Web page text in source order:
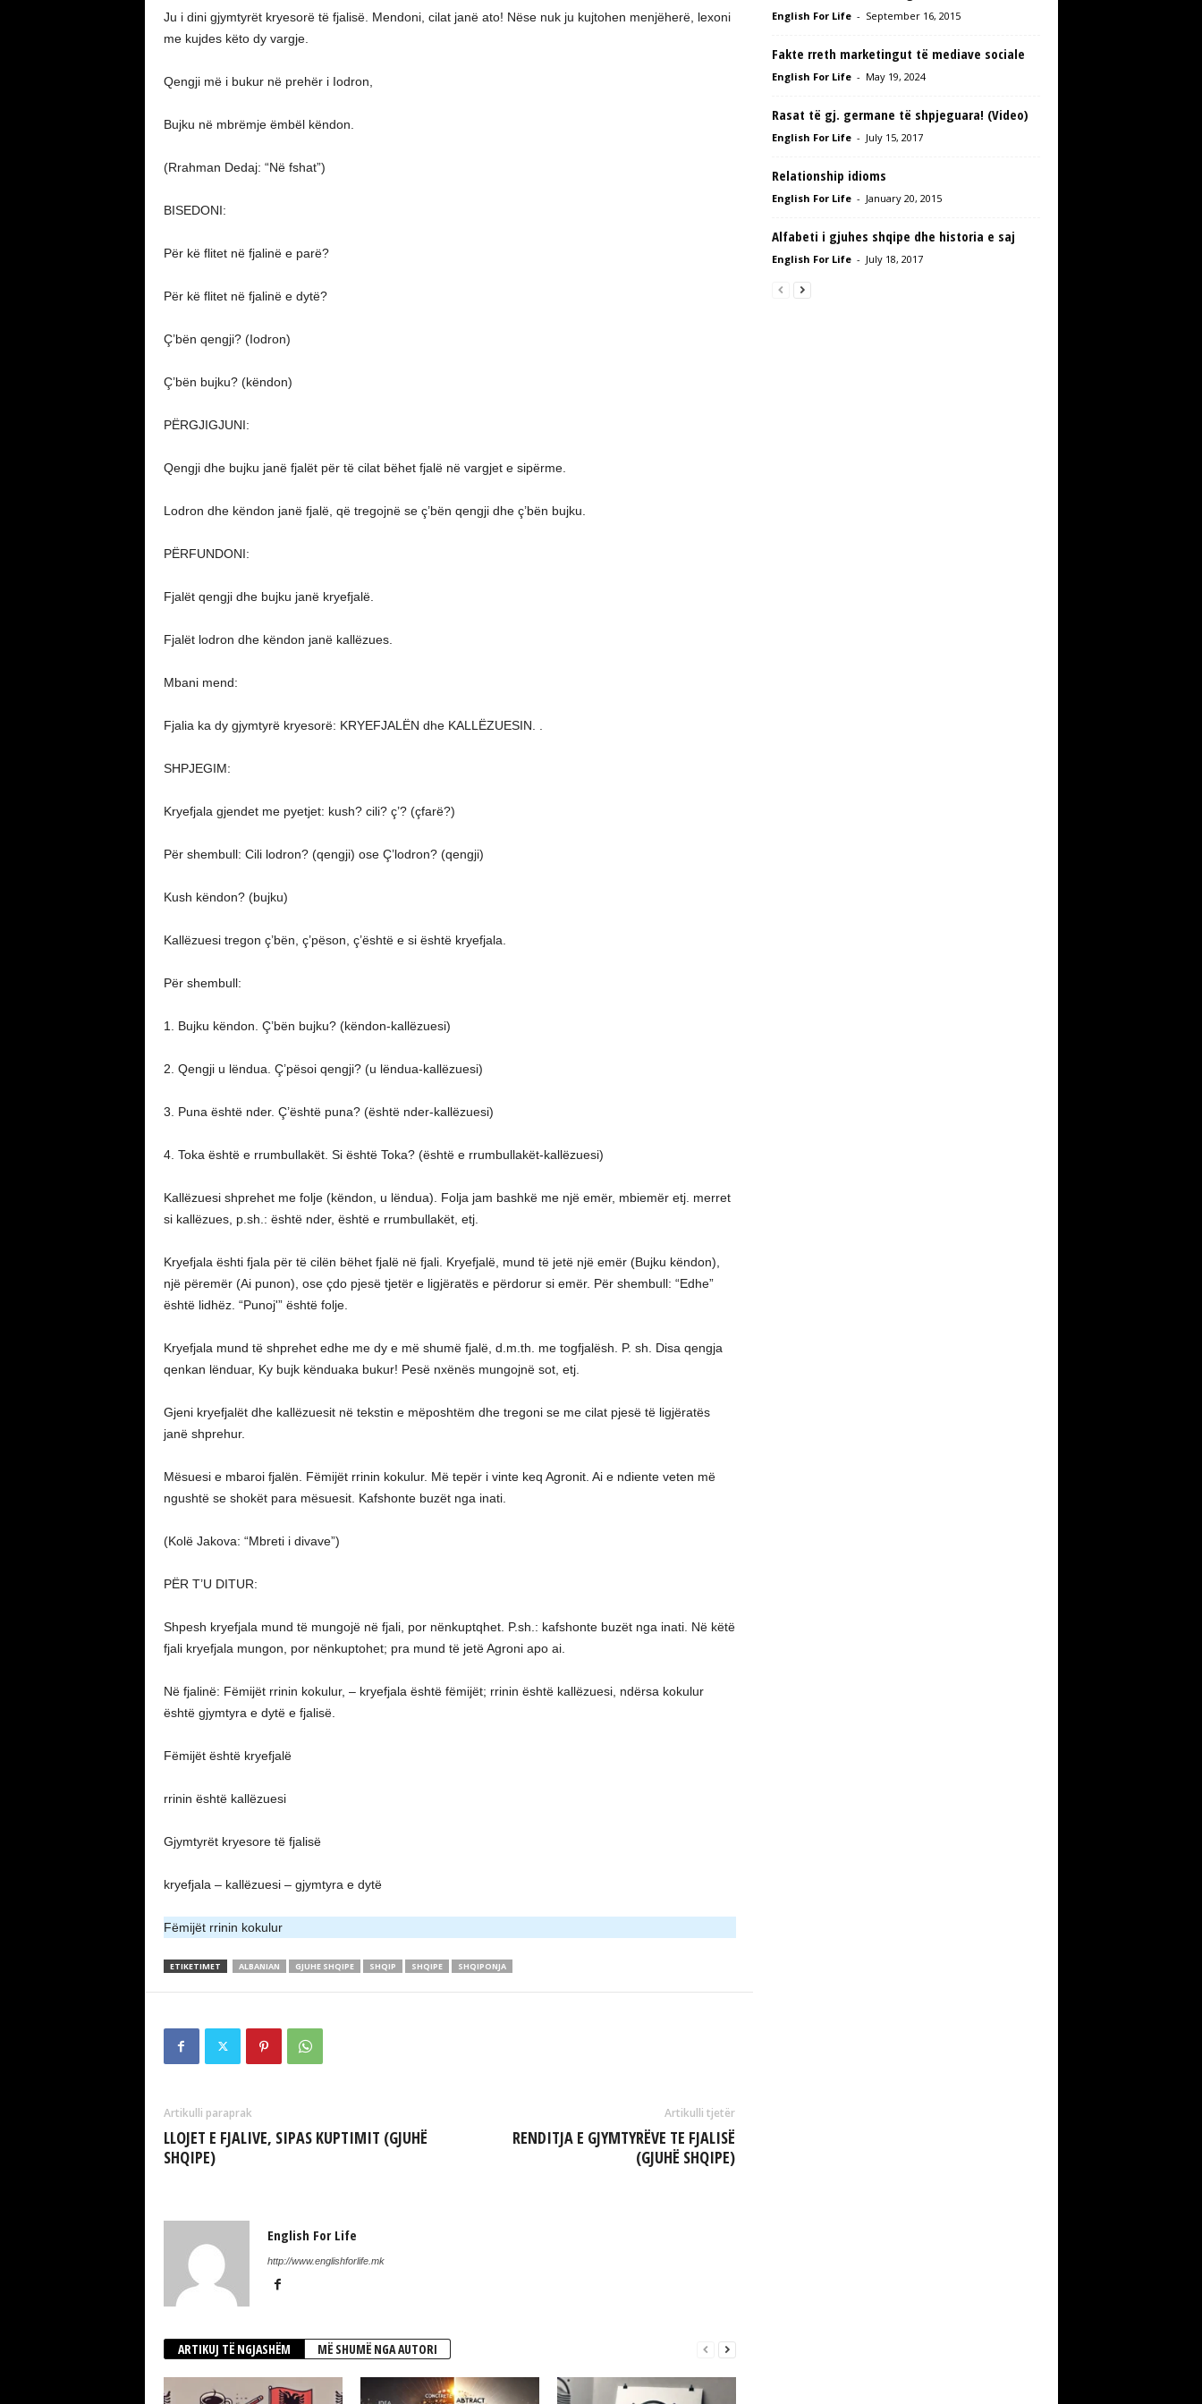
Ju i dini gjymtyrët kryesorë të fjalisë. Mendoni, cilat janë ato! Nëse nuk ju kujtohen menjëherë, lexoni
me kujdes këto dy vargje.
Qengji më i bukur në prehër i Iodron,
Bujku në mbrëmje ëmbël këndon.
(Rrahman Dedaj: “Në fshat”)
BISEDONI:
Për kë flitet në fjalinë e parë?
Për kë flitet në fjalinë e dytë?
Ç’bën qengji? (Iodron)
Ç’bën bujku? (këndon)
PËRGJIGJUNI:
Qengji dhe bujku janë fjalët për të cilat bëhet fjalë në vargjet e sipërme.
Lodron dhe këndon janë fjalë, që tregojnë se ç’bën qengji dhe ç’bën bujku.
PËRFUNDONI:
Fjalët qengji dhe bujku janë kryefjalë.
Fjalët lodron dhe këndon janë kallëzues.
Mbani mend:
Fjalia ka dy gjymtyrë kryesorë: KRYEFJALËN dhe KALLËZUESIN. .
SHPJEGIM:
Kryefjala gjendet me pyetjet: kush? cili? ç’? (çfarë?)
Për shembull: Cili lodron? (qengji) ose Ç’lodron? (qengji)
Kush këndon? (bujku)
Kallëzuesi tregon ç’bën, ç’pëson, ç’është e si është kryefjala.
Për shembull:
1. Bujku këndon. Ç’bën bujku? (këndon-kallëzuesi)
2. Qengji u lëndua. Ç’pësoi qengji? (u lëndua-kallëzuesi)
3. Puna është nder. Ç’është puna? (është nder-kallëzuesi)
4. Toka është e rrumbullakët. Si është Toka? (është e rrumbullakët-kallëzuesi)
Kallëzuesi shprehet me folje (këndon, u lëndua). Folja jam bashkë me një emër, mbiemër etj. merret
si kallëzues, p.sh.: është nder, është e rrumbullakët, etj.
Kryefjala ështi fjala për të cilën bëhet fjalë në fjali. Kryefjalë, mund të jetë një emër (Bujku këndon),
një përemër (Ai punon), ose çdo pjesë tjetër e ligjëratës e përdorur si emër. Për shembull: “Edhe”
është lidhëz. “Punoj'” është folje.
Kryefjala mund të shprehet edhe me dy e më shumë fjalë, d.m.th. me togfjalësh. P. sh. Disa qengja
qenkan lënduar, Ky bujk kënduaka bukur! Pesë nxënës mungojnë sot, etj.
Gjeni kryefjalët dhe kallëzuesit në tekstin e mëposhtëm dhe tregoni se me cilat pjesë të ligjëratës
janë shprehur.
Mësuesi e mbaroi fjalën. Fëmijët rrinin kokulur. Më tepër i vinte keq Agronit. Ai e ndiente veten më
ngushtë se shokët para mësuesit. Kafshonte buzët nga inati.
(Kolë Jakova: “Mbreti i divave”)
PËR T’U DITUR:
Shpesh kryefjala mund të mungojë në fjali, por nënkuptqhet. P.sh.: kafshonte buzët nga inati. Në këtë
fjali kryefjala mungon, por nënkuptohet; pra mund të jetë Agroni apo ai.
Në fjalinë: Fëmijët rrinin kokulur, – kryefjala është fëmijët; rrinin është kallëzuesi, ndërsa kokulur
është gjymtyra e dytë e fjalisë.
Fëmijët është kryefjalë
rrinin është kallëzuesi
Gjymtyrët kryesore të fjalisë
kryefjala – kallëzuesi – gjymtyra e dytë
Fëmijët rrinin kokulur
ETIKETIMET ALBANIAN GJUHE SHQIPE SHQIP SHQIPE SHQIPONJA
Artikulli paraprak
LLOJET E FJALIVE, SIPAS KUPTIMIT (GJUHË
SHQIPE)
Artikulli tjetër
RENDITJA E GJYMTYRËVE TE FJALISË
(GJUHË SHQIPE)
English For Life
http://www.englishforlife.mk
ARTIKUJ TË NGJASHËM MË SHUMË NGA AUTORI
English For Life - September 16, 2015
Fakte rreth marketingut të mediave sociale
English For Life - May 19, 2024
Rasat të gj. germane të shpjeguara! (Video)
English For Life - July 15, 2017
Relationship idioms
English For Life - January 20, 2015
Alfabeti i gjuhes shqipe dhe historia e saj
English For Life - July 18, 2017